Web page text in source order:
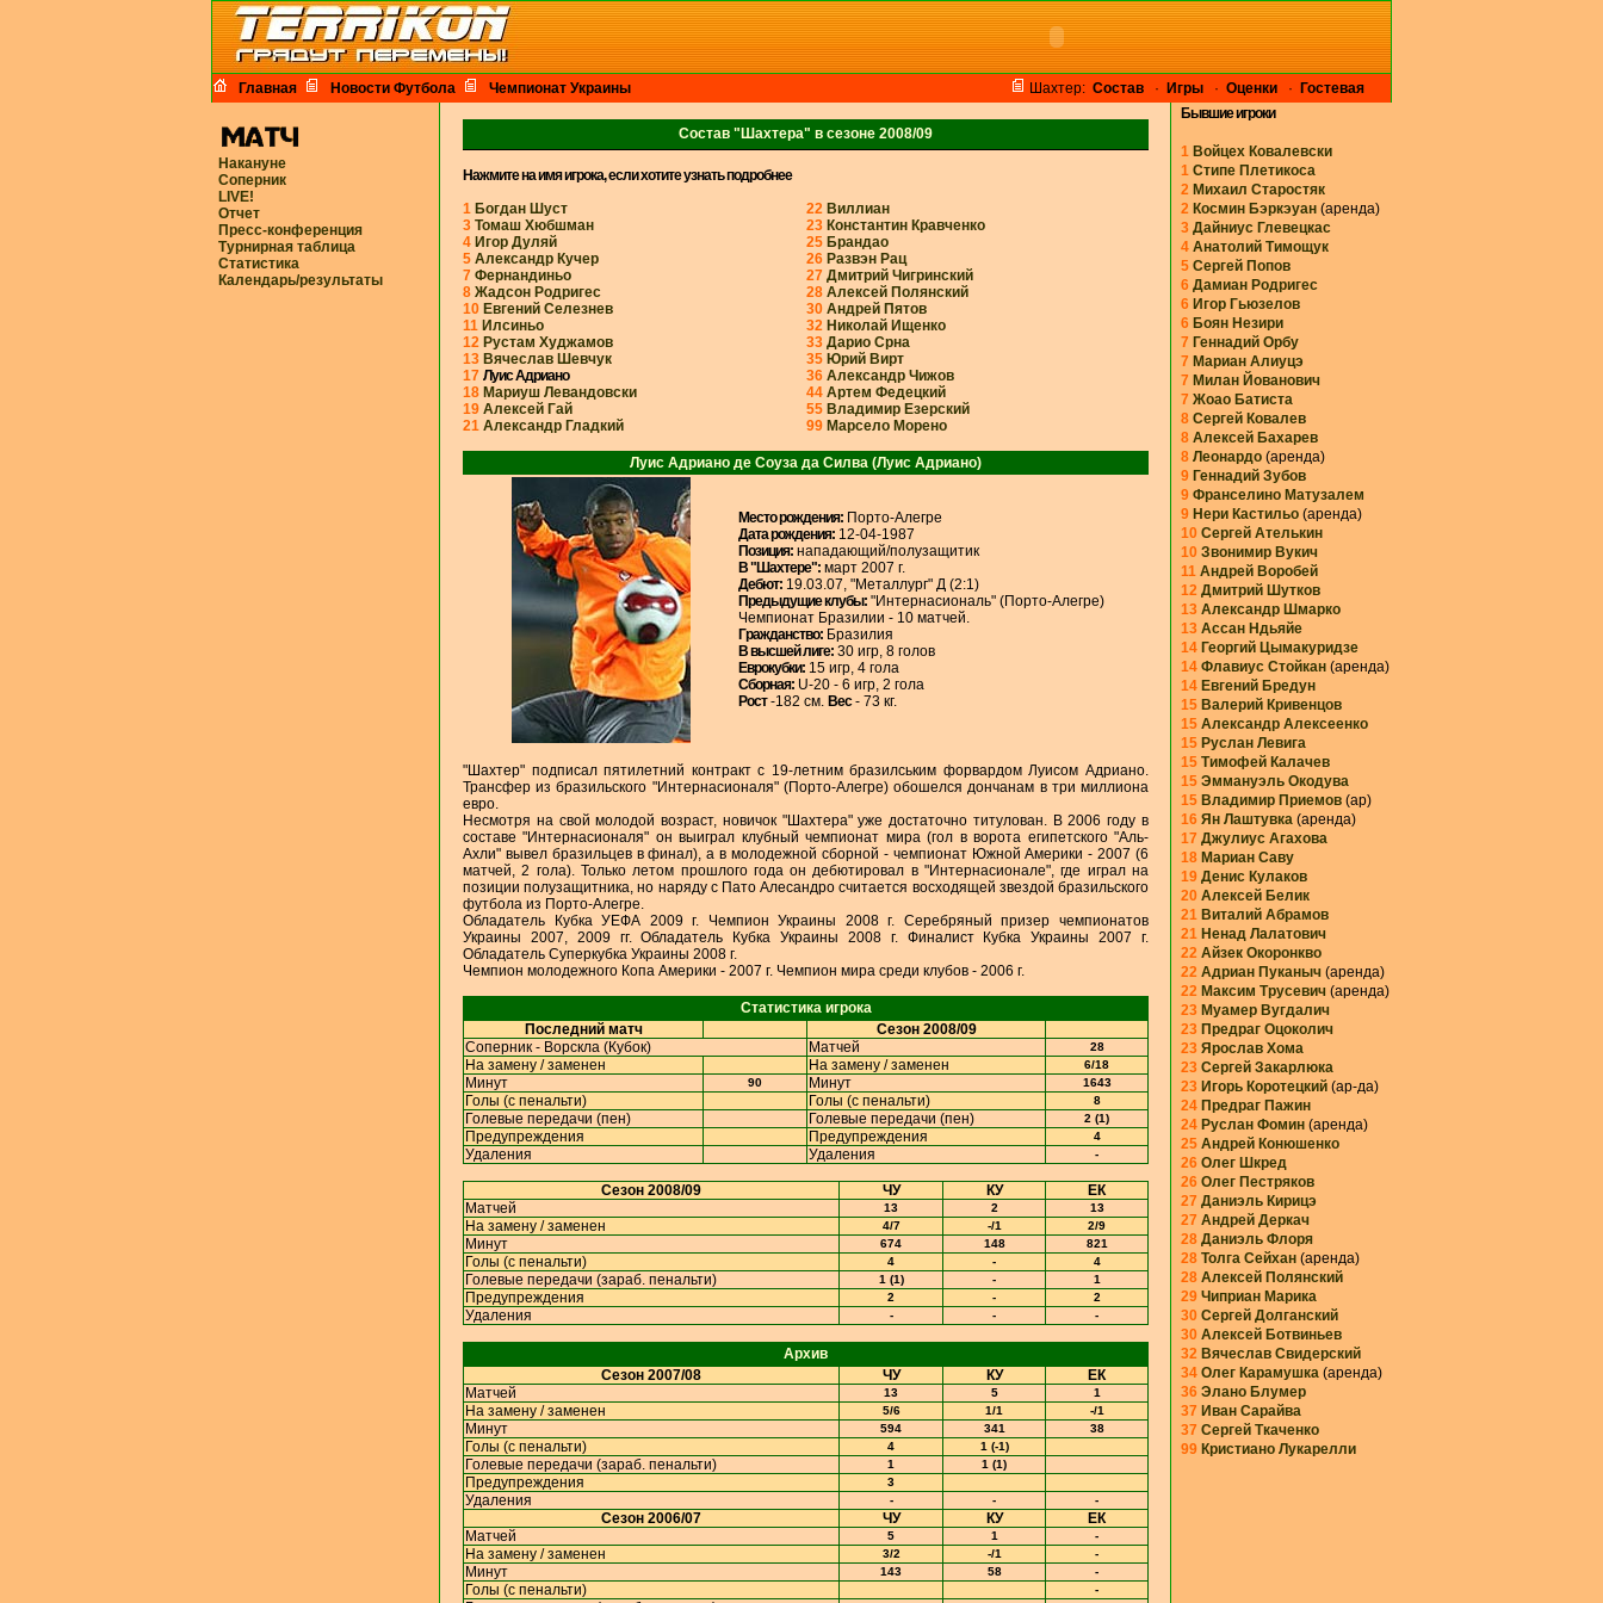
Главная Новости Футбола Чемпионат Украины Шахтер: Cостав · Игры · Оценки · Гостевая
Накануне
Соперник
LIVE!
Отчет
Пресс-конференция
Турнирная таблица
Статистика
Календарь/результаты
Состав "Шахтера" в сезоне 2008/09
Нажмите на имя игрока, если хотите узнать подробнее
1 Богдан Шуст 22 Виллиан
3 Томаш Хюбшман 23 Константин Кравченко
4 Игор Дуляй 25 Брандао
5 Александр Кучер 26 Развэн Рац
7 Фернандиньо 27 Дмитрий Чигринский
8 Жадсон Родригес 28 Алексей Полянский
10 Евгений Селезнев 30 Андрей Пятов
11 Илсиньо 32 Николай Ищенко
12 Рустам Худжамов 33 Дарио Срна
13 Вячеслав Шевчук 35 Юрий Вирт
17 Луис Адриано 36 Александр Чижов
18 Мариуш Левандовски 44 Артем Федецкий
19 Алексей Гай 55 Владимир Езерский
21 Александр Гладкий 99 Марсело Морено
Луис Адриано де Соуза да Силва (Луис Адриано)
Место рождения: Порто-Алегре
Дата рождения: 12-04-1987
Позиция: нападающий/полузащитик
В "Шахтере": март 2007 г.
Дебют: 19.03.07, "Металлург" Д (2:1)
Предыдущие клубы: "Интернасиональ" (Порто-Алегре)
Чемпионат Бразилии - 10 матчей.
Гражданство: Бразилия
В высшей лиге: 30 игр, 8 голов
Еврокубки: 15 игр, 4 гола
Сборная: U-20 - 6 игр, 2 гола
Рост-182 см. Вес- 73 кг.
"Шахтер" подписал пятилетний контракт с 19-летним бразилським форвардом Луисом Адриано.
Трансфер из бразильского "Интернасионаля" (Порто-Алегре) обошелся дончанам в три миллиона
евро.
Несмотря на свой молодой возраст, новичок "Шахтера" уже достаточно титулован. В 2006 году в
составе "Интернасионаля" он выиграл клубный чемпионат мира (гол в ворота египетского "Аль-
Ахли" вывел бразильцев в финал), а в молодежной сборной - чемпионат Южной Америки - 2007 (6
матчей, 2 гола). Только летом прошлого года он дебютировал в "Интернасионале", где играл на
позиции полузащитника, но наряду с Пато Алесандро считается восходящей звездой бразильского
футбола из Порто-Алегре.
Обладатель Кубка УЕФА 2009 г. Чемпион Украины 2008 г. Серебряный призер чемпионатов
Украины 2007, 2009 гг. Обладатель Кубка Украины 2008 г. Финалист Кубка Украины 2007 г.
Обладатель Суперкубка Украины 2008 г.
Чемпион молодежного Копа Америки - 2007 г. Чемпион мира среди клубов - 2006 г.
Статистика игрока
Последний матч
Сезон 2008/09
Соперник - Ворскла (Кубок)
Матчей 28
На замену / заменен На замену / заменен 6/18
Минут 90 Минут 1643
Голы (с пенальти) Голы (с пенальти) 8
Голевые передачи (пен) Голевые передачи (пен) 2 (1)
Предупреждения Предупреждения 4
Удаления Удаления -
Сезон 2008/09 ЧУ КУ
ЕК
Матчей
13 2 13
На замену / заменен 4/7 -/1 2/9
Минут 674 148 821
Голы (с пенальти) 4 - 4
Голевые передачи (зараб. пенальти) 1 (1) - 1
Предупреждения 2 - 2
Удаления - - -
Архив
Сезон 2007/08
ЧУ КУ
ЕК
Матчей
13 5 1
На замену / заменен 5/6 1/1 -/1
Минут 594 341 38
Голы (с пенальти) 4 1 (-1)
Голевые передачи (зараб. пенальти) 1 1 (1)
Предупреждения 3
Удаления - - -
Сезон 2006/07 ЧУ КУ
ЕК
Матчей
5 1 -
На замену / заменен 3/2 -/1 -
Минут 143 58 -
Голы (с пенальти) -
Бывшие игроки
1 Войцех Ковалевски
1 Стипе Плетикоса
2 Михаил Старостяк
2 Космин Бэркэуан (аренда)
3 Дайниус Глевецкас
4 Анатолий Тимощук
5 Сергей Попов
6 Дамиан Родригес
6 Игор Гьюзелов
6 Боян Незири
7 Геннадий Орбу
7 Мариан Алиуцэ
7 Милан Йованович
7 Жоао Батиста
8 Сергей Ковалев
8 Алексей Бахарев
8 Леонардо (аренда)
9 Геннадий Зубов
9 Франселино Матузалем
9 Нери Кастильо (аренда)
10 Сергей Ателькин
10 Звонимир Вукич
11 Андрей Воробей
12 Дмитрий Шутков
13 Александр Шмарко
13 Ассан Ндьяйе
14 Георгий Цымакуридзе
14 Флавиус Стойкан (аренда)
14 Евгений Бредун
15 Валерий Кривенцов
15 Александр Алексеенко
15 Руслан Левига
15 Тимофей Калачев
15 Эммануэль Окодува
15 Владимир Приемов (ар)
16 Ян Лаштувка (аренда)
17 Джулиус Агахова
18 Мариан Саву
19 Денис Кулаков
20 Алексей Белик
21 Виталий Абрамов
21 Ненад Лалатович
22 Айзек Окоронкво
22 Адриан Пуканыч (аренда)
22 Максим Трусевич (аренда)
23 Муамер Вугдалич
23 Предраг Оцоколич
23 Ярослав Хома
23 Сергей Закарлюка
23 Игорь Коротецкий (ар-да)
24 Предраг Пажин
24 Руслан Фомин (аренда)
25 Андрей Конюшенко
26 Олег Шкред
26 Олег Пестряков
27 Даниэль Кирицэ
27 Андрей Деркач
28 Даниэль Флоря
28 Толга Сейхан (аренда)
28 Алексей Полянский
29 Чиприан Марика
30 Сергей Долганский
30 Алексей Ботвиньев
32 Вячеслав Свидерский
34 Олег Карамушка (аренда)
36 Элано Блумер
37 Иван Сарайва
37 Сергей Ткаченко
99 Кристиано Лукарелли